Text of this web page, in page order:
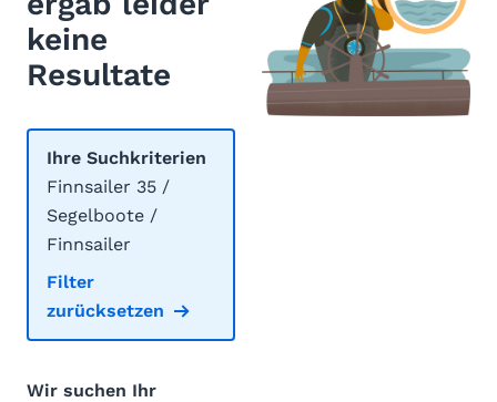
keine
Resultate
Ihre Suchkriterien
Finnsailer 35 /
Segelboote /
Finnsailer
Filter
zurücksetzen
Wir suchen Ihr